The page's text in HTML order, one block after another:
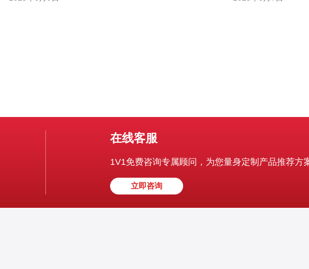
在线客服
1V1免费咨询专属顾问，为您量身定制产品推荐方
立即咨询